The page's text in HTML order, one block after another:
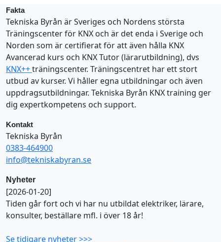
Fakta
Tekniska Byrån är Sveriges och Nordens största
Träningscenter för KNX och är det enda i Sverige och
Norden som är certifierat för att även hålla KNX
Avancerad kurs och KNX Tutor (lärarutbildning), dvs
KNX++träningscenter. Träningscentret har ett stort
utbud av kurser. Vi håller egna utbildningar och även
uppdragsutbildningar. Tekniska Byrån KNX training ger
dig expertkompetens och support.
Kontakt
Tekniska Byrån
0383-464900
info@tekniskabyran.se
Nyheter
[2026-01-20]
Tiden går fort och vi har nu utbildat elektriker, lärare,
konsulter, beställare mfl. i över 18 år!
Se tidigare nyheter >>>